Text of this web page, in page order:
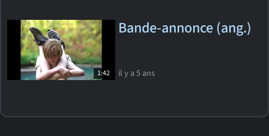
1:42
Bande-annonce (ang.)
il y a 5 ans